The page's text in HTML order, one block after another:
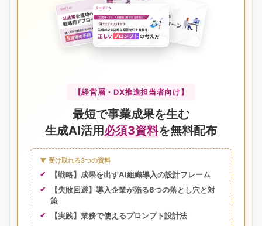
【経営層・DX推進担当者向け】
最短で事業成果を生む
生成AI活用必須3資料を無料配布
▼ 受け取れる3つの資料
【戦略】成果を出すAI組織導入の設計フレーム
【失敗回避】導入企業が陥る6つの落とし穴と対
策
【実践】業務で使えるプロンプト設計法